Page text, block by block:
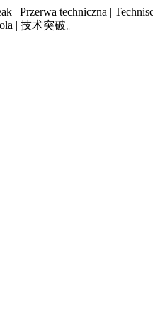
| Przerwa techniczna |
| 技术突破。